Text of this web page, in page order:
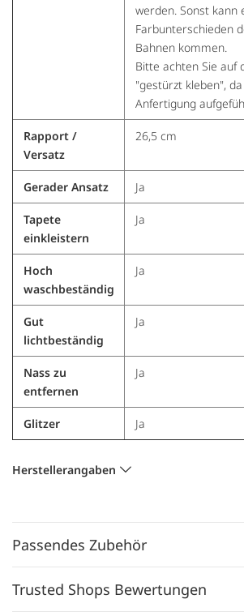
werden. Sonst kann
Farbunterschieden
Bahnen kommen.
Bitte achten Sie auf
"gestürzt kleben",
Anfertigung
Rapport /
Versatz
26,5 cm
Gerader Ansatz Ja
Tapete
einkleistern
Ja
Hoch
waschbeständig
Ja
Gut
lichtbeständig
Ja
Nass zu
entfernen
Ja
Glitzer Ja
Herstellerangaben
Passendes Zubehör
Trusted Shops Bewertungen